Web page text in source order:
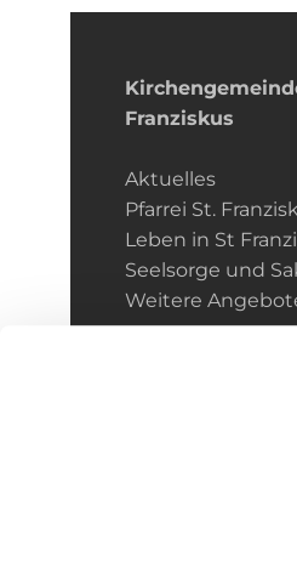
Franziskus
Aktuelles
Pfarrei St.
Leben in St
Seelsorge und
Weitere